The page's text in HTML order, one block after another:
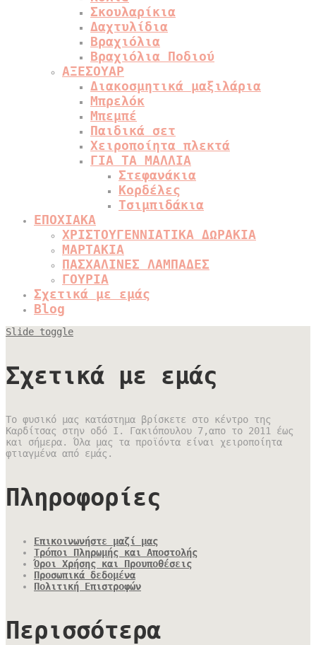
Σκουλαρίκια
Δαχτυλίδια
Βραχιόλια
Βραχιόλια Ποδιού
ΑΞΕΣΟΥΑΡ
Διακοσμητικά μαξιλάρια
Μπρελόκ
Μπεμπέ
Παιδικά σετ
Χειροποίητα πλεκτά
ΓΙΑ ΤΑ ΜΑΛΛΙΑ
Στεφανάκια
Κορδέλες
Τσιμπιδάκια
ΕΠΟΧΙΑΚΑ
ΧΡΙΣΤΟΥΓΕΝΝΙΑΤΙΚΑ ΔΩΡΑΚΙΑ
ΜΑΡΤΑΚΙΑ
ΠΑΣΧΑΛΙΝΕΣ ΛΑΜΠΑΔΕΣ
ΓΟΥΡΙΑ
Σχετικά με εμάς
Blog
Slide toggle
Σχετικά με εμάς
Το φυσικό μας κατάστημα βρίσκετε στο κέντρο της
Καρδίτσας στην οδό Ι. Γακιόπουλου 7,απο το 2011 έως
και σήμερα. Όλα μας τα προϊόντα είναι χειροποίητα
φτιαγμένα από εμάς.
Πληροφορίες
Επικοινωνήστε μαζί μας
Τρόποι Πληρωμής και Αποστολής
Όροι Χρήσης και Προυποθέσεις
Προσωπικά δεδομένα
Πολιτική Επιστροφών
Περισσότερα